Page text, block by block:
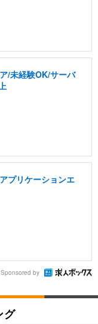
/未経験OK/サーバ
プリケーションエ
Sponsored by
グ